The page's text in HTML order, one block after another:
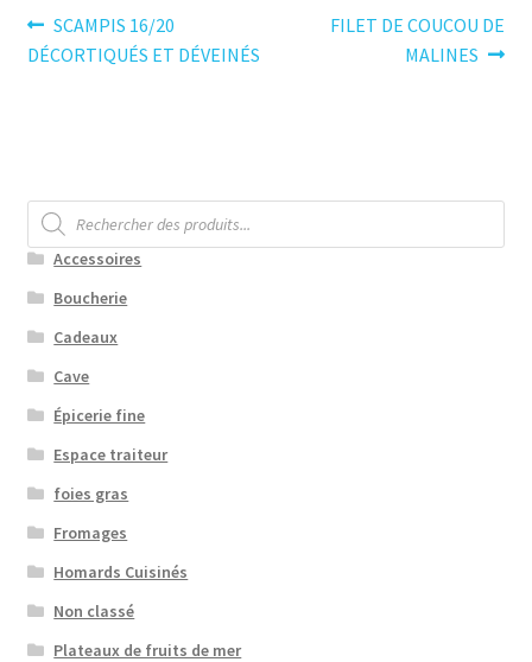
enfant
Navigation
de
Article
précédent :
SCAMPIS 16/20
DÉCORTIQUÉS ET DÉVEINÉS
Article
FILET DE COUCOU DE
MALINES
Recherche
de
produits
Accessoires
Boucherie
Cadeaux
Cave
Épicerie fine
Espace traiteur
foies gras
Fromages
Homards Cuisinés
Non classé
Plateaux de fruits de mer